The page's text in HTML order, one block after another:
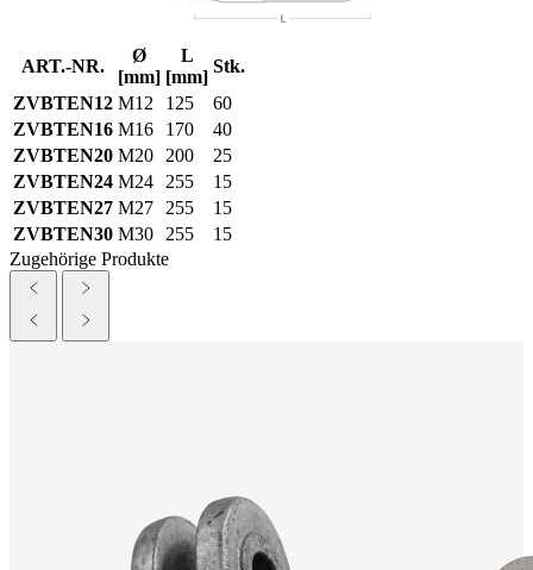
ART.-NR.
Ø
[mm]
L
[mm]
Stk.
ZVBTEN12 M12 125
60
ZVBTEN16 M16 170
40
ZVBTEN20 M20 200
25
ZVBTEN24 M24 255
15
ZVBTEN27 M27 255
15
ZVBTEN30 M30 255
15
Zugehörige Produkte